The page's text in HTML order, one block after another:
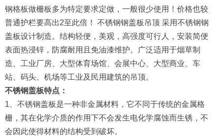
钢格板做栅板多为特定要求定做，一般很少使用！价格也较
普通护栏要高出2至此倍！ 不锈钢钢盖板吊顶 采用不锈钢钢
盖板设计制造。结构轻便，美观，高强度可行人，安装简便
表面热浸锌，防腐耐用且免油漆维护。广泛适用于烟草制
造、工业厂房、大型体育场馆、会展中心、大型商业、车
站、码头、机场等工业及民用建筑的吊顶。
不锈钢盖板特点：
1、不锈钢盖板是一种非金属材料，它不同于传统的金属格
栅，其在化学介质的作用下不会发生电化学腐蚀而生锈，不
会因此使得材料的结构受到破坏。